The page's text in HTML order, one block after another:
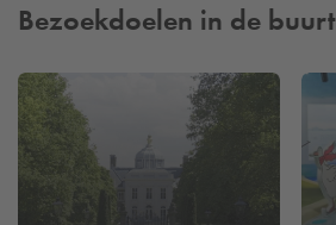
Bezoekdoelen in de buurt